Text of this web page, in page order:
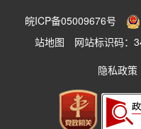
皖ICP备05009676号
站地图
网站标识码：
隐私政策